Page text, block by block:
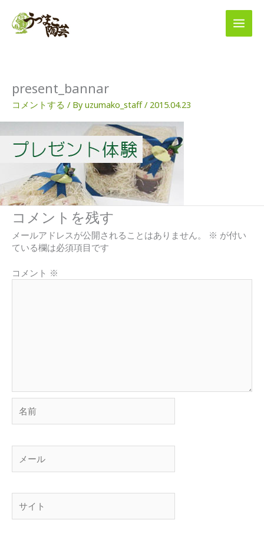
present_bannar
コメントする / Byuzumako_staff/ 2015.04.23
コメントを残す
メールアドレスが公開されることはありません。 ※ が付い
ている欄は必須項目です
コメント ※
前
ー
ル
ト